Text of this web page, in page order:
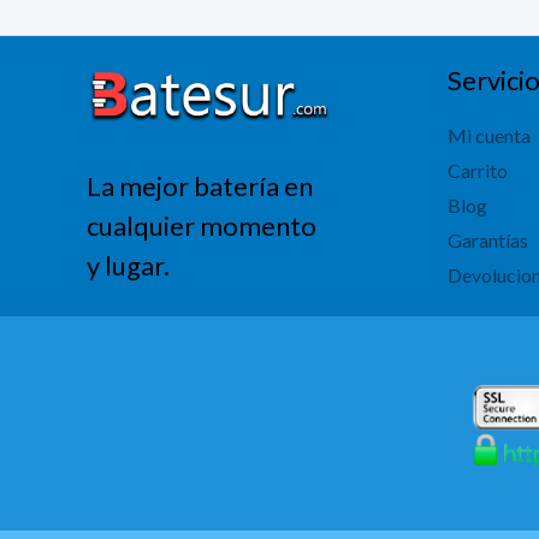
La mejor batería en
cualquier momento
y lugar.
Mi cuenta
Carrito
Blog
Garantías